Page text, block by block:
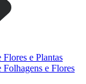
Flores e Plantas
Folhagens e Flores